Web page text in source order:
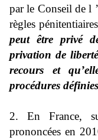
par le Conseil de l
règles
peut être privé
privation de
recours et
procédures
2. En France,
prononcées en